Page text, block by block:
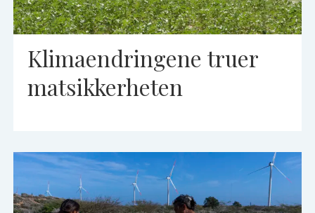
Klimaendringene truer
matsikkerheten